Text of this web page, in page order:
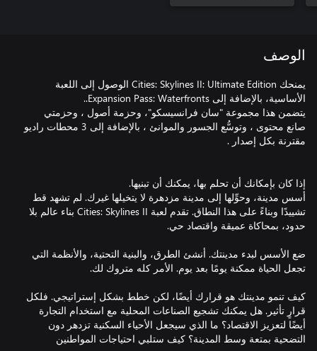
الوصف
يمنحك Cities: Skylines II: Ultimate Edition الوصول إلى اللعبة
يتضمن هذا مجموعة "سان فرانسيسكو"، وحزمة أصول ، وحزمتي
صانع محتوى ، وتوسُّع الجسور والموانئ ، بالإضافة إلى 3 محطات راديو
أسس مدينة، وحوِّلها إلى مدينة مزدهرة لا يتخيلها غيرك. لم تشهد قط
تشييدًا وبناءً على هذا النطاق. تقدم لعبة Cities: Skylines II بناء عالم بلا
ضع الأسس لبدء مدينتك. أنشئ الطرق، والبنية التحتية، والأنظمة التي
كيف تنمو مدينتك هو قرارك أيضًا، لكن خطط بشكل إستراتيجي. فلكل
قرارٍ تأثير. هل يمكنك تشجيع الصناعات المحلية مع استخدام التجارة
أيضًا لتعزيز الاقتصاد؟ ما الذي سيجعل الأحياء السكنية تزدهر دون
التضحية بمتعة وسط المدينة؟ كيف ستلبي احتياجات المواطنين